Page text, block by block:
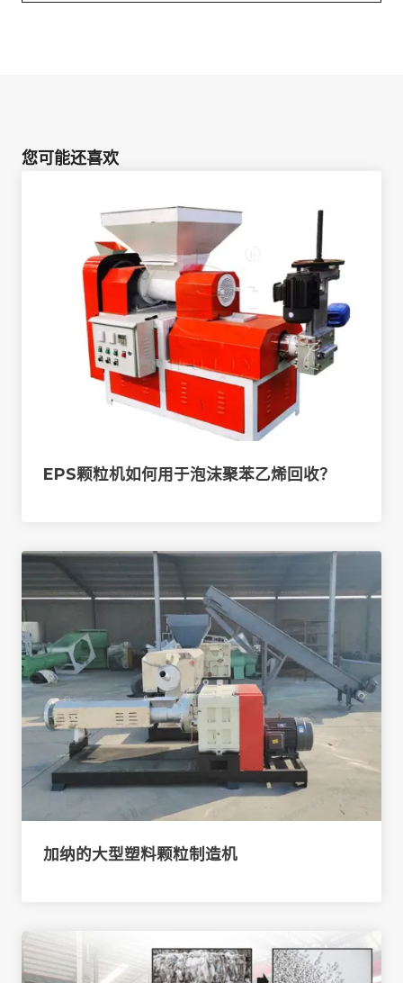
您可能还喜欢
EPS颗粒机如何用于泡沫聚苯乙烯回收？
加纳的大型塑料颗粒制造机